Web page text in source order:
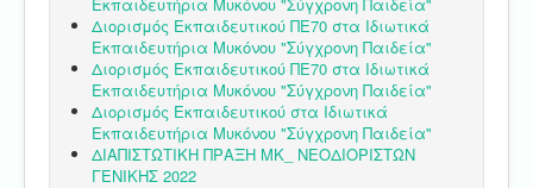
Διορισμός Εκπαιδευτικού ΠΕ70 στα Ιδιωτικά
Εκπαιδευτήρια Μυκόνου "Σύγχρονη Παιδεία"
Διορισμός Εκπαιδευτικού ΠΕ70 στα Ιδιωτικά
Εκπαιδευτήρια Μυκόνου "Σύγχρονη Παιδεία"
Διορισμός Εκπαιδευτικού στα Ιδιωτικά
Εκπαιδευτήρια Μυκόνου "Σύγχρονη Παιδεία"
ΔΙΑΠΙΣΤΩΤΙΚΗ ΠΡΑΞΗ ΜΚ_ ΝΕΟΔΙΟΡΙΣΤΩΝ
ΓΕΝΙΚΗΣ 2022